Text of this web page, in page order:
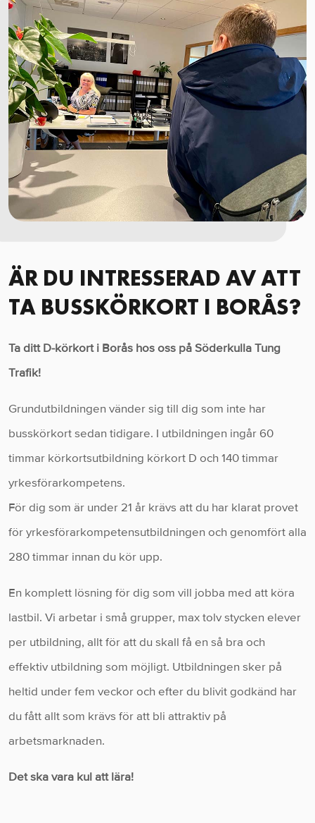
ÄR DU INTRESSERAD AV ATT
TA BUSSKÖRKORT I BORÅS?
Ta ditt D-körkort i Borås hos oss på Söderkulla Tung
Trafik!
Grundutbildningen vänder sig till dig som inte har
busskörkort sedan tidigare. I utbildningen ingår 60
timmar körkortsutbildning körkort D och 140 timmar
yrkesförarkompetens.
För dig som är under 21 år krävs att du har klarat provet
för yrkesförarkompetensutbildningen och genomfört alla
280 timmar innan du kör upp.
En komplett lösning för dig som vill jobba med att köra
lastbil. Vi arbetar i små grupper, max tolv stycken elever
per utbildning, allt för att du skall få en så bra och
effektiv utbildning som möjligt. Utbildningen sker på
heltid under fem veckor och efter du blivit godkänd har
du fått allt som krävs för att bli attraktiv på
arbetsmarknaden.
Det ska vara kul att lära!